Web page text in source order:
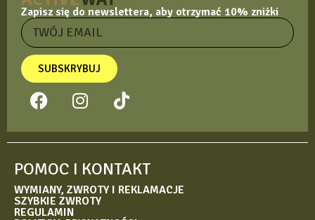
Zapisz się do newslettera, aby otrzymać 10% zniżki
SUBSKRYBUJ
POMOC I KONTAKT
WYMIANY, ZWROTY I REKLAMACJE
SZYBKIE ZWROTY
REGULAMIN